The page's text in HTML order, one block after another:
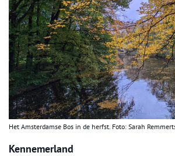
Het Amsterdamse Bos in de herfst. Foto: Sarah
Kennemerland